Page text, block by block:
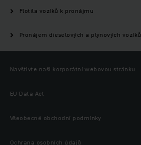
Flotila vozíků k pronájmu
Pronájem dieselových a plynových vozíků
Navštivte naši korporátní webovou stránku
EU Data Act
Všeobecné obchodní podmínky
Ochrana osobních údajů